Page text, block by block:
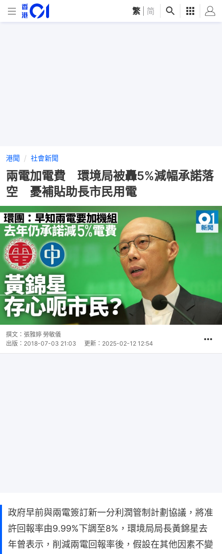
繁 简
港聞 社會新聞
兩電加電費 環境局被轟5%減幅承諾落
空 憂補貼助長市民用電
撰文： 張雅婷 勞敏儀
出版： 2018-07-03 21:03 更新： 2025-02-12 12:54
政府早前與兩電簽訂新一分利潤管制計劃協議，將准
許回報率由9.99%下調至8%，環境局局長黃錦星去
年曾表示，削減兩電回報率後，假設在其他因素不變